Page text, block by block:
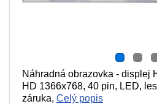
Náhradná obrazovka - displej
HD 1366x768, 40 pin, LED,
záruka, Celý popis